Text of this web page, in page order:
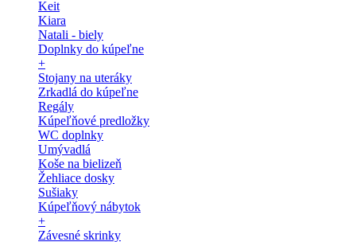
Keit
Kiara
Natali - biely
Doplnky do kúpeľne
+
Stojany na uteráky
Zrkadlá do kúpeľne
Regály
Kúpeľňové predložky
WC doplnky
Umývadlá
Koše na bielizeň
Žehliace dosky
Sušiaky
Kúpeľňový nábytok
+
Závesné skrinky